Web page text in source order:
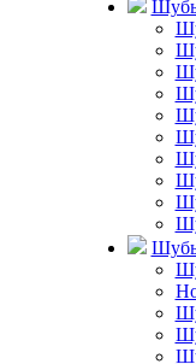
Крауля, 2
г.
Малышева,
г.
г.
Мичурина, 68
г.
Норильская,
г.
Пушкина, 10
г.
Рябинина, 31
г.
Сибирский